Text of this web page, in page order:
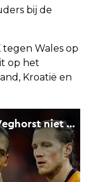
bij de
Wales op
op het
Kroatië en